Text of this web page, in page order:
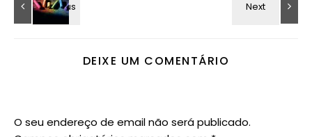
DEIXE UM COMENTÁRIO
O seu endereço de email não será publicado.